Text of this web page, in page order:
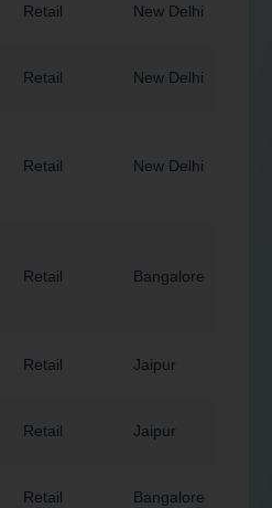
Retail New Delhi
Retail New Delhi
Retail New Delhi
Retail Bangalore
Retail Jaipur
Retail Jaipur
Retail Bangalore